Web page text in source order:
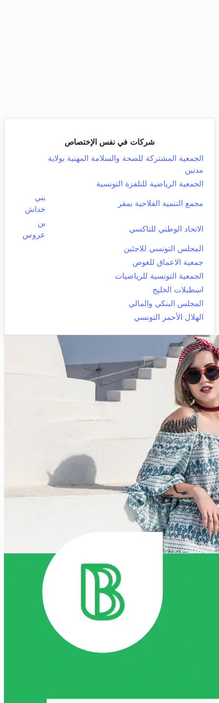
شركات في نفس الإختصاص
الجمعية المشتركة للصحة والسلامة المهنية بولاية
مدنين
الجمعية الرياضية للتلفزة التونسية
مجمع التنمية الفلاحية بمقر
بني
خداش
الاتحاد الوطني للتاكسي
بن
عروس
المجلس التونسي للاجئين
جمعية الاعماق للغوص
الجمعية التونسية للرياضيات
اسطبلات الخليج
المجلس البنكي والمالي
الهلال الأحمر التونسي